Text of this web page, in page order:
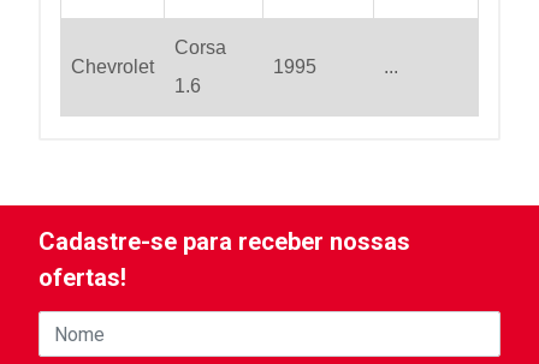
Chevrolet
Corsa
1.6
1995 ...
Cadastre-se para receber nossas
ofertas!